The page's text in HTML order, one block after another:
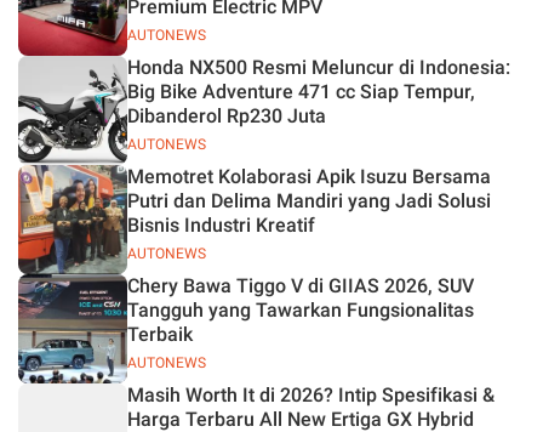
AUTONEWS
Premium Electric MPV
AUTONEWS
Honda NX500 Resmi Meluncur di Indonesia:
Big Bike Adventure 471 cc Siap Tempur,
Dibanderol Rp230 Juta
AUTONEWS
Memotret Kolaborasi Apik Isuzu Bersama
Putri dan Delima Mandiri yang Jadi Solusi
Bisnis Industri Kreatif
AUTONEWS
Chery Bawa Tiggo V di GIIAS 2026, SUV
Tangguh yang Tawarkan Fungsionalitas
Terbaik
Masih Worth It di 2026? Intip Spesifikasi &
Harga Terbaru All New Ertiga GX Hybrid